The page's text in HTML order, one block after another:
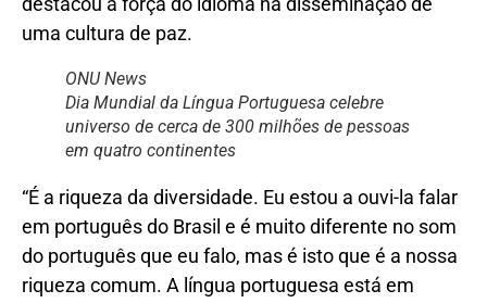
uma cultura de paz.
ONU News
Dia Mundial da Língua Portuguesa celebre
universo de cerca de 300 milhões de pessoas
em quatro continentes
“É a riqueza da diversidade. Eu estou a ouvi-la falar
em português do Brasil e é muito diferente no som
do português que eu falo, mas é isto que é a nossa
riqueza comum. A língua portuguesa está em